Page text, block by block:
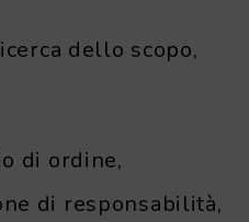
dello scopo,
di ordine,
di responsabilità,